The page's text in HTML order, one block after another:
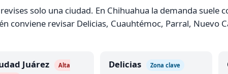
solo una ciudad. En Chihuahua la demanda suele
conviene revisar Delicias, Cuauhtémoc, Parral, Nuevo
Juárez
Alta
Delicias Zona clave